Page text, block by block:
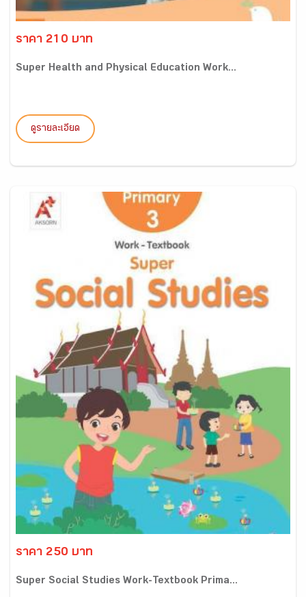
ราคา 210 บาท
Super Health and Physical Education Work...
ดูรายละเอียด
ราคา 250 บาท
Super Social Studies Work-Textbook Prima...